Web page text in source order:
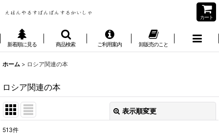
カート
新着順に見る 商品検索 ご利用案内 卸販売のこと
ホーム > ロシア関連の本
ロシア関連の本
表示順変更
513件